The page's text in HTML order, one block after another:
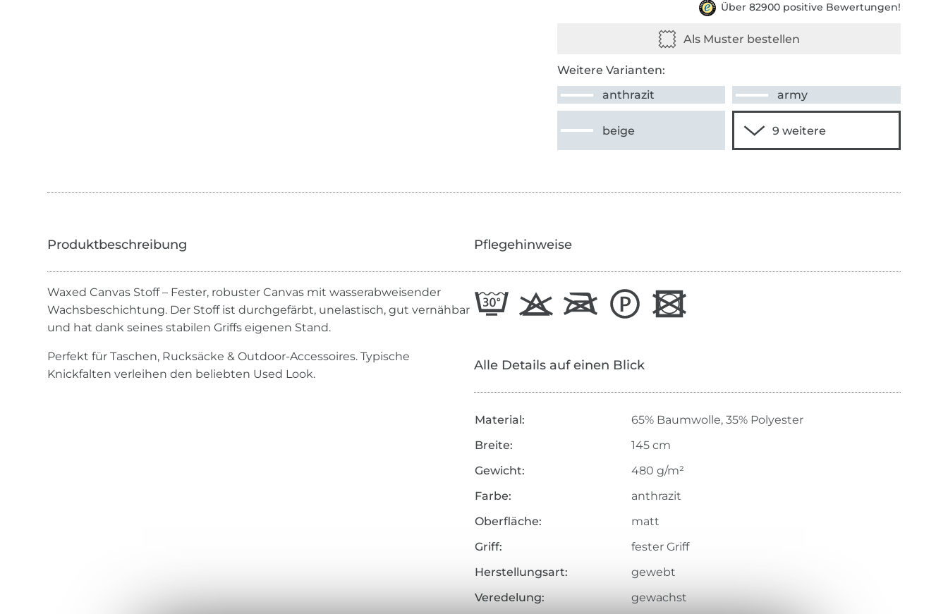
Über 82900 positive Bewertungen!
Weitere Varianten:
anthrazit
army
beige
Waxed Canvas Stoff – Fester, robuster Canvas mit wasserabweisender
Wachsbeschichtung. Der Stoff ist durchgefärbt, unelastisch, gut vernähbar
und hat dank seines stabilen Griffs eigenen Stand.
Perfekt für Taschen, Rucksäcke & Outdoor-Accessoires. Typische
Knickfalten verleihen den beliebten Used Look.
Pflegehinweise
Alle Details auf einen Blick
Material:
65% Baumwolle, 35% Polyester
Breite:
145 cm
Gewicht:
480 g/m²
Farbe:
anthrazit
Oberfläche:
matt
Griff:
fester Griff
Herstellungsart:
gewebt
Veredelung:
gewachst